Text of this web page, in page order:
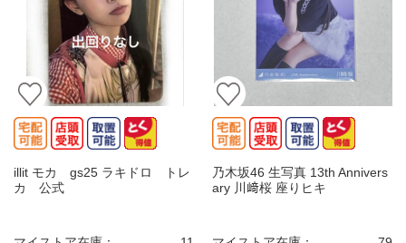
illit モカ gs25 ラキドロ トレ
カ 公式
乃木坂46 生写真 13th Annivers
ary 川﨑桜 座りヒキ